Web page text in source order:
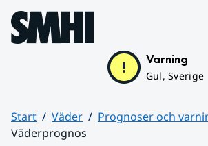
Hoppa till sidans innehåll
Varning
Gul, Sverige
Start Väder
Prognoser och
Väderprognos